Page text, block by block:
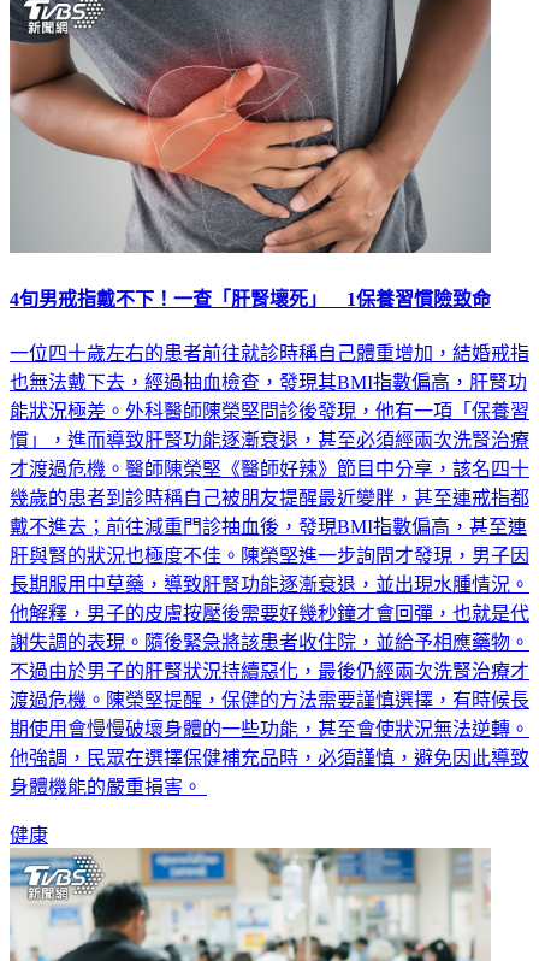
4旬男戒指戴不下！一查「肝腎壞死」 1保養習慣險致命
一位四十歲左右的患者前往就診時稱自己體重增加，結婚戒指
也無法戴下去，經過抽血檢查，發現其BMI指數偏高，肝腎功
能狀況極差。外科醫師陳榮堅問診後發現，他有一項「保養習
慣」，進而導致肝腎功能逐漸衰退，甚至必須經兩次洗腎治療
才渡過危機。醫師陳榮堅《醫師好辣》節目中分享，該名四十
幾歲的患者到診時稱自己被朋友提醒最近變胖，甚至連戒指都
戴不進去；前往減重門診抽血後，發現BMI指數偏高，甚至連
肝與腎的狀況也極度不佳。陳榮堅進一步詢問才發現，男子因
長期服用中草藥，導致肝腎功能逐漸衰退，並出現水腫情況。
他解釋，男子的皮膚按壓後需要好幾秒鐘才會回彈，也就是代
謝失調的表現。隨後緊急將該患者收住院，並給予相應藥物。
不過由於男子的肝腎狀況持續惡化，最後仍經兩次洗腎治療才
渡過危機。陳榮堅提醒，保健的方法需要謹慎選擇，有時候長
期使用會慢慢破壞身體的一些功能，甚至會使狀況無法逆轉。
他強調，民眾在選擇保健補充品時，必須謹慎，避免因此導致
身體機能的嚴重損害。
健康